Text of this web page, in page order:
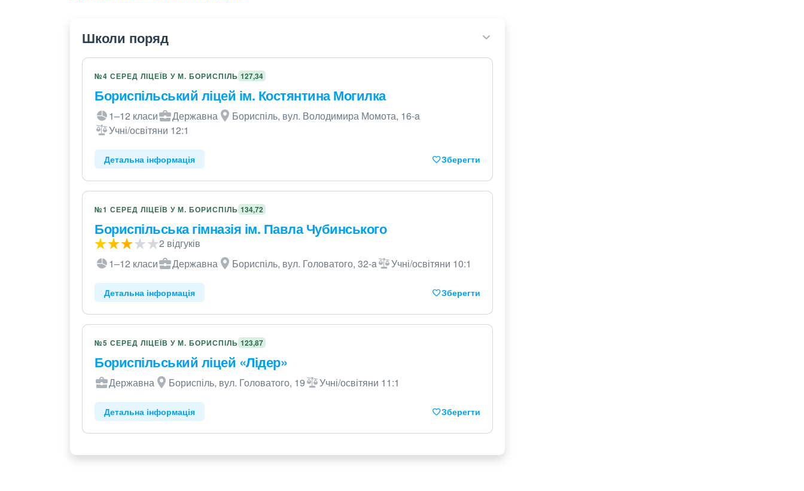
Школи поряд
№4 СЕРЕД ЛІЦЕЇВ У М. БОРИСПІЛЬ 127,34
Бориспільський ліцей ім. Костянтина Могилка
1–12 класи Державна
Бориспіль, вул. Володимира Момота, 16-a
Учні/освітяни 12:1
Детальна інформація Зберегти
№1 СЕРЕД ЛІЦЕЇВ У М. БОРИСПІЛЬ 134,72
Бориспільська гімназія ім. Павла Чубинського
2 відгуків
1–12 класи
Державна Бориспіль, вул. Головатого, 32-a Учні/освітяни 10:1
Детальна інформація Зберегти
№5 СЕРЕД ЛІЦЕЇВ У М. БОРИСПІЛЬ 123,87
Бориспільський ліцей «Лідер»
Державна Бориспіль, вул. Головатого, 19 Учні/освітяни 11:1
Детальна інформація Зберегти